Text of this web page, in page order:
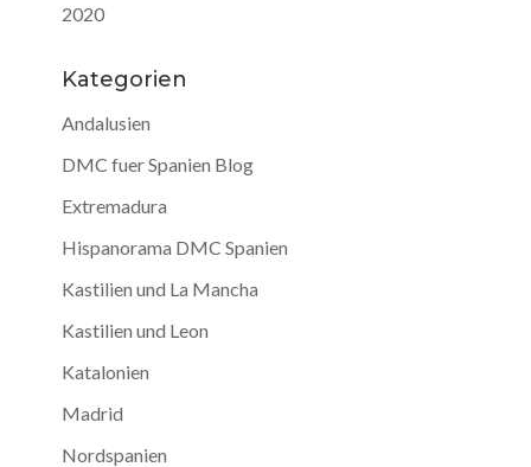
2020
Kategorien
Andalusien
DMC fuer Spanien Blog
Extremadura
Hispanorama DMC Spanien
Kastilien und La Mancha
Kastilien und Leon
Katalonien
Madrid
Nordspanien